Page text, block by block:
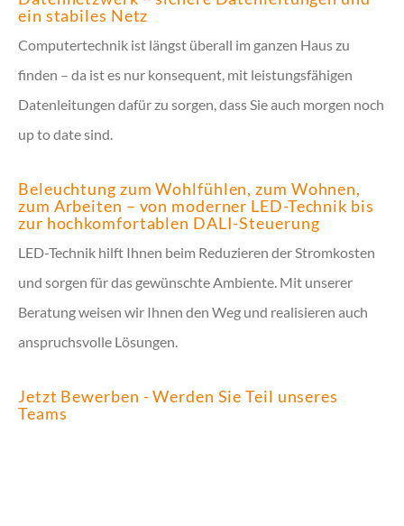
ein stabiles Netz
Computertechnik ist längst überall im ganzen Haus zu
finden – da ist es nur konsequent, mit leistungsfähigen
Datenleitungen dafür zu sorgen, dass Sie auch morgen noch
up to date sind.
Beleuchtung zum Wohlfühlen, zum Wohnen,
zum Arbeiten – von moderner LED-Technik bis
zur hochkomfortablen DALI-Steuerung
LED-Technik hilft Ihnen beim Reduzieren der Stromkosten
und sorgen für das gewünschte Ambiente. Mit unserer
Beratung weisen wir Ihnen den Weg und realisieren auch
anspruchsvolle Lösungen.
Jetzt Bewerben - Werden Sie Teil unseres
Teams